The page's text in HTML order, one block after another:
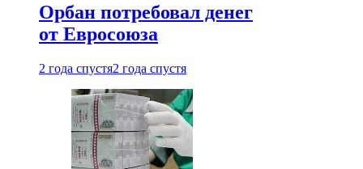
Орбан потребовал денег
от Евросоюза
2 года спустя2 года спустя